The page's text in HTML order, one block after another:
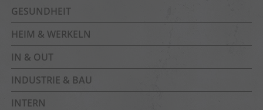
GESUNDHEIT
HEIM & WERKELN
IN & OUT
INDUSTRIE & BAU
INTERN